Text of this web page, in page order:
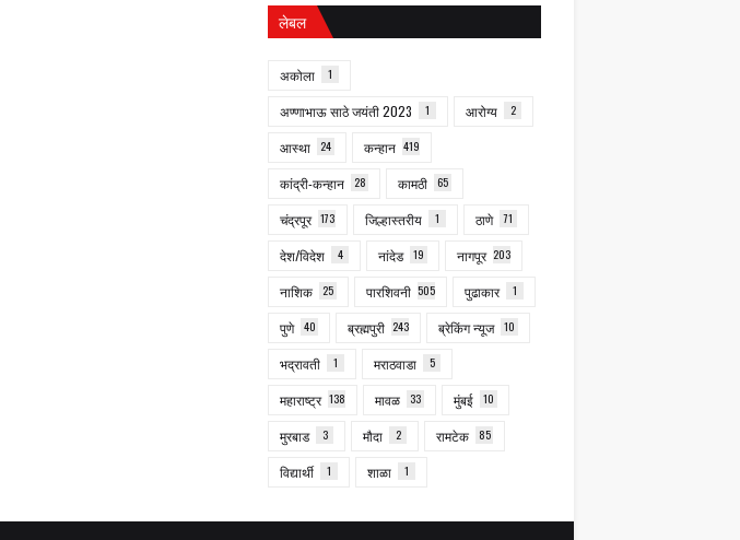
लेबल
अकोला 1
अण्णाभाऊ साठे जयंती 2023 1 आरोग्य 2
आस्था 24 कन्हान 419
कांद्री-कन्हान 28 कामठी 65
चंद्रपूर 173 जिल्हास्तरीय 1 ठाणे 71
देश/विदेश 4 नांदेड 19 नागपूर 203
नाशिक 25 पारशिवनी 505 पुढाकार 1
पुणे 40 ब्रह्मपुरी 243 ब्रेकिंग न्यूज 10
भद्रावती 1 मराठवाडा 5
महाराष्ट्र 138 मावळ 33 मुंबई 10
मुरबाड 3 मौदा 2 रामटेक 85
विद्यार्थी 1 शाळा 1